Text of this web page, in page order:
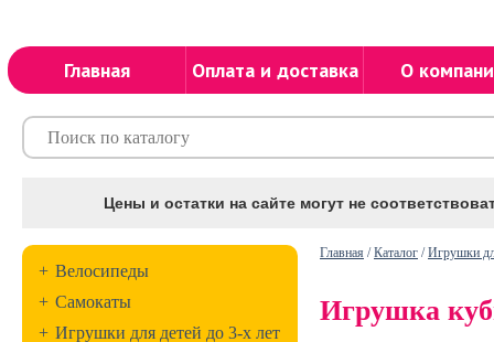
Главная Оплата и доставка О
Цены и остатки на сайте могут не
+ Велосипеды
+ Самокаты
+ Игрушки для детей до 3-х лет
Главная /Каталог /Игрушки
Игрушка